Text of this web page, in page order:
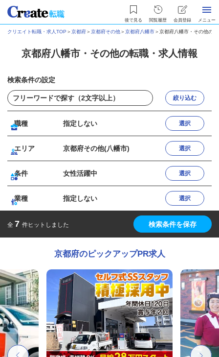
後で見る 閲覧履歴 会員登録 メニュー
クリエイト転職・求人TOP ＞京都府＞京都府その他＞京都府八幡市＞京都府八幡市・その他の
京都府八幡市・その他の転職・求人情報
検索条件の設定
絞り込む
職種 指定しない 選択
エリア 京都府その他(八幡市) 選択
条件 女性活躍中 選択
業種 指定しない 選択
全 7 件ヒットしました 検索条件を保存
京都府のピックアップPR求人